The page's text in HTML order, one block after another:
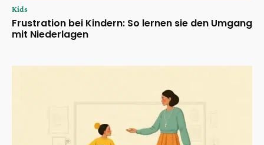
Kids
Frustration bei Kindern: So lernen sie den Umgang
mit Niederlagen